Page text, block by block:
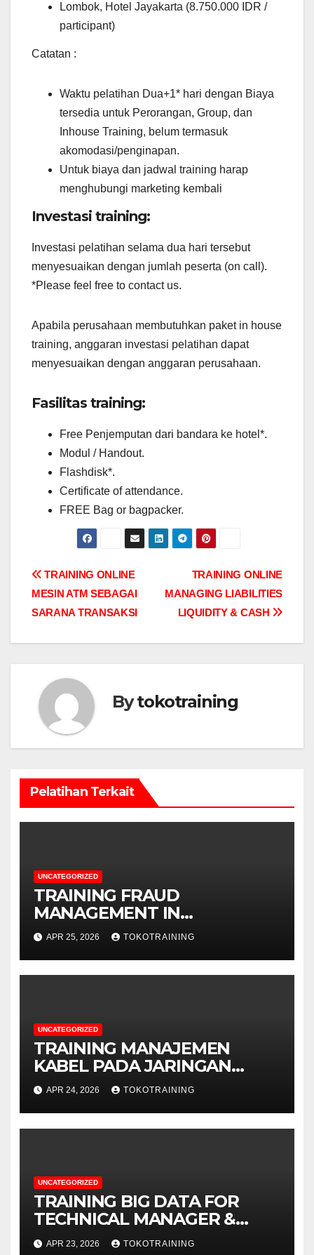
Lombok, Hotel Jayakarta (8.750.000 IDR /
participant)
Catatan :
Waktu pelatihan Dua+1* hari dengan Biaya
tersedia untuk Perorangan, Group, dan
Inhouse Training, belum termasuk
akomodasi/penginapan.
Untuk biaya dan jadwal training harap
menghubungi marketing kembali
Investasi training:
Investasi pelatihan selama dua hari tersebut
menyesuaikan dengan jumlah peserta (on call).
*Please feel free to contact us.
Apabila perusahaan membutuhkan paket in house
training, anggaran investasi pelatihan dapat
menyesuaikan dengan anggaran perusahaan.
Fasilitas training:
Free Penjemputan dari bandara ke hotel*.
Modul / Handout.
Flashdisk*.
Certificate of attendance.
FREE Bag or bagpacker.
Post
navigation
TRAINING ONLINE
MANAGING LIABILITIES
LIQUIDITY & CASH
TRAINING ONLINE
MESIN ATM SEBAGAI
SARANA TRANSAKSI
Bytokotraining
Pelatihan Terkait
UNCATEGORIZED
TRAINING FRAUD
MANAGEMENT IN
TELECOMMUNICATION
BUSINESS
APR 25, 2026 TOKOTRAINING
UNCATEGORIZED
TRAINING MANAJEMEN
KABEL PADA JARINGAN
TELEKOMUNIKASI
APR 24, 2026 TOKOTRAINING
UNCATEGORIZED
TRAINING BIG DATA FOR
TECHNICAL MANAGER &
DECISION MAKERS
APR 23, 2026 TOKOTRAINING